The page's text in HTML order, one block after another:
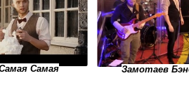
Самая Замотаев